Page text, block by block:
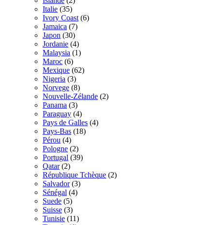
Italie (35)
Ivory Coast (6)
Jamaica (7)
Japon (30)
Jordanie (4)
Malaysia (1)
Maroc (6)
Mexique (62)
Nigeria (3)
Norvege (8)
Nouvelle-Zélande (2)
Panama (3)
Paraguay (4)
Pays de Galles (4)
Pays-Bas (18)
Pérou (4)
Pologne (2)
Portugal (39)
Qatar (2)
République Tchèque (2)
Salvador (3)
Sénégal (4)
Suede (5)
Suisse (3)
Tunisie (11)